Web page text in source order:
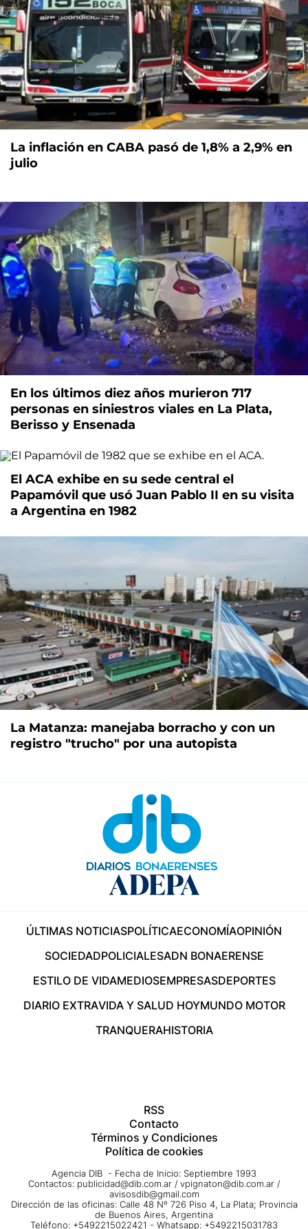
La inflación en CABA pasó de 1,8% a 2,9% en
julio
En los últimos diez años murieron 717
personas en siniestros viales en La Plata,
Berisso y Ensenada
El ACA exhibe en su sede central el
Papamóvil que usó Juan Pablo II en su visita
a Argentina en 1982
La Matanza: manejaba borracho y con un
registro "trucho" por una autopista
ÚLTIMAS NOTICIASPOLÍTICAECONOMÍAOPINIÓN
SOCIEDADPOLICIALESADN BONAERENSE
ESTILO DE VIDAMEDIOSEMPRESASDEPORTES
DIARIO EXTRAVIDA Y SALUD HOYMUNDO MOTOR
TRANQUERAHISTORIA
RSS
Contacto
Términos y Condiciones
Política de cookies
Agencia DIB - Fecha de Inicio: Septiembre 1993
Contactos: publicidad@dib.com.ar / vpignaton@dib.com.ar /
avisosdib@gmail.com
Dirección de las oficinas: Calle 48 Nº 726 Piso 4, La Plata; Provincia
de Buenos Aires, Argentina
Teléfono: +5492215022421 - Whatsapp: +5492215031783